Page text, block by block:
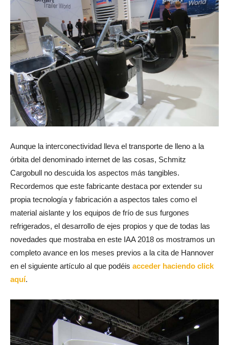
Aunque la interconectividad lleva el transporte de lleno a la
órbita del denominado internet de las cosas, Schmitz
Cargobull no descuida los aspectos más tangibles.
Recordemos que este fabricante destaca por extender su
propia tecnología y fabricación a aspectos tales como el
material aislante y los equipos de frío de sus furgones
refrigerados, el desarrollo de ejes propios y que de todas las
novedades que mostraba en este IAA 2018 os mostramos un
completo avance en los meses previos a la cita de Hannover
en el siguiente artículo al que podéis acceder haciendo click
aquí.